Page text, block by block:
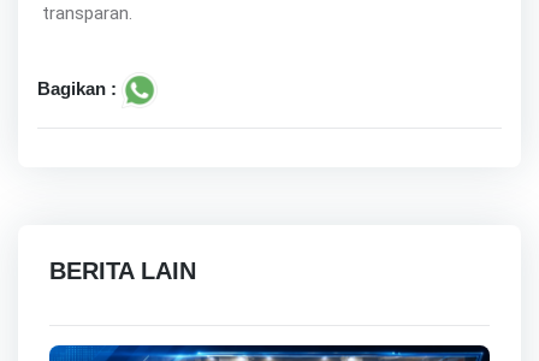
transparan.
Bagikan :
BERITA LAIN